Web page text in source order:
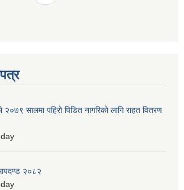
२०७९ सालमा पहिरो पिडित नागरिको लागि राहत वितरण
२०८२